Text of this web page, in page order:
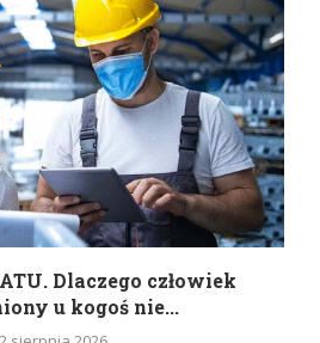
Dlaczego człowiek
u kogoś nie...